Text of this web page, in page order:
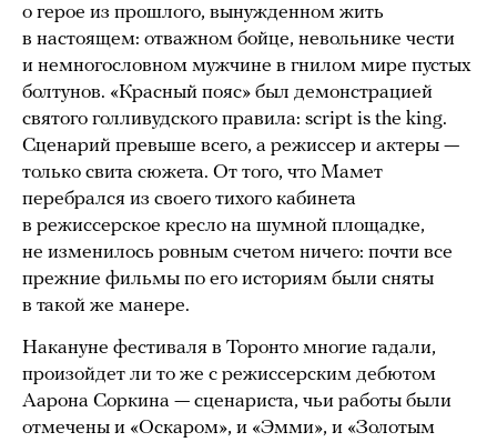
о герое из прошлого, вынужденном жить
в настоящем: отважном бойце, невольнике чести
и немногословном мужчине в гнилом мире пустых
болтунов. «Красный пояс» был демонстрацией
святого голливудского правила: script is the king.
Сценарий превыше всего, а режиссер и актеры —
только свита сюжета. От того, что Мамет
перебрался из своего тихого кабинета
в режиссерское кресло на шумной площадке,
не изменилось ровным счетом ничего: почти все
прежние фильмы по его историям были сняты
в такой же манере.
Накануне фестиваля в Торонто многие гадали,
произойдет ли то же с режиссерским дебютом
Аарона Соркина — сценариста, чьи работы были
отмечены и «Оскаром», и «Эмми», и «Золотым